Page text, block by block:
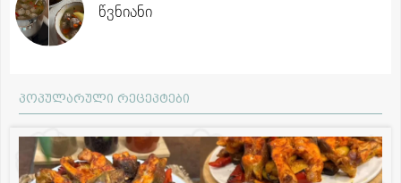
წვნიანი
პოპულარული რეცეპტები